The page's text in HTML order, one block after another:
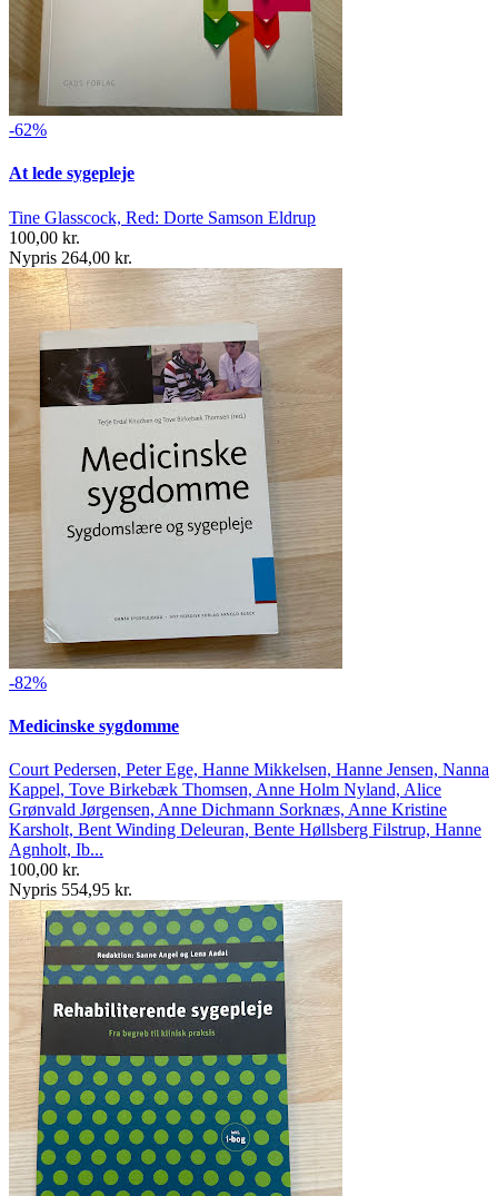
-62%
At lede sygepleje
Tine Glasscock, Red: Dorte Samson Eldrup
100,00 kr.
Nypris 264,00 kr.
-82%
Medicinske sygdomme
Court Pedersen, Peter Ege, Hanne Mikkelsen, Hanne Jensen, Nanna
Kappel, Tove Birkebæk Thomsen, Anne Holm Nyland, Alice
Grønvald Jørgensen, Anne Dichmann Sorknæs, Anne Kristine
Karsholt, Bent Winding Deleuran, Bente Høllsberg Filstrup, Hanne
Agnholt, Ib...
100,00 kr.
Nypris 554,95 kr.